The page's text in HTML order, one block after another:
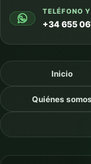
TELÉFONO
+34 655
Inicio
Quiénes somos